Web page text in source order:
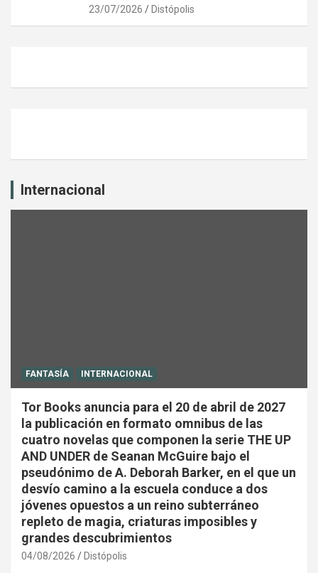
23/07/2026 Distópolis
Internacional
FANTASÍA INTERNACIONAL
Tor Books anuncia para el 20 de abril de 2027
la publicación en formato omnibus de las
cuatro novelas que componen la serie THE UP
AND UNDER de Seanan McGuire bajo el
pseudónimo de A. Deborah Barker, en el que un
desvío camino a la escuela conduce a dos
jóvenes opuestos a un reino subterráneo
repleto de magia, criaturas imposibles y
grandes descubrimientos
04/08/2026 Distópolis